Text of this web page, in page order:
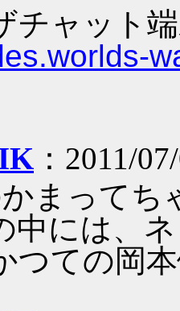
チャット
：2011/
まってち
中には、
つての岡